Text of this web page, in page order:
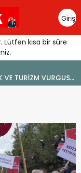
Giriş
Yap
kısa bir süre
MEDYA